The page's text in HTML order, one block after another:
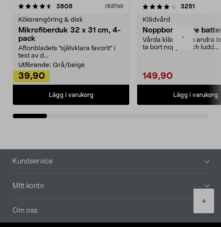
-
+
3808recensioner (9,97/st)
Köksrengöring & disk
Mikrofiberduk 32 x 31 cm, 4-
pack
Aftonbladets "självklara favorit” i
test av d...
Utförande: Grå/beige
39,90
Lägg i varukorg
4.0av 5 stjärnor 3251
Klädvård
Noppborttagare
Vårda kläder och andra
ta bort noppor och ludd.
149,90
Lägg i varukorg
4.5av 5 stjärnor
Sidfot
Kundservice
Mitt konto
Om oss